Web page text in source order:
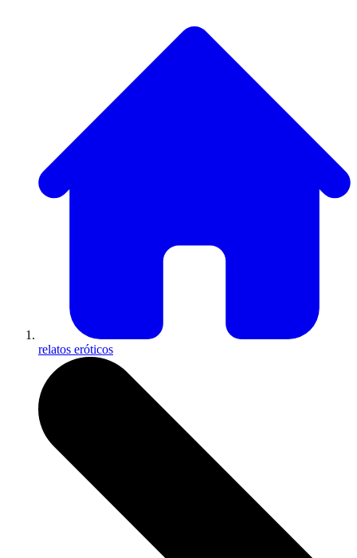
relatos eróticos